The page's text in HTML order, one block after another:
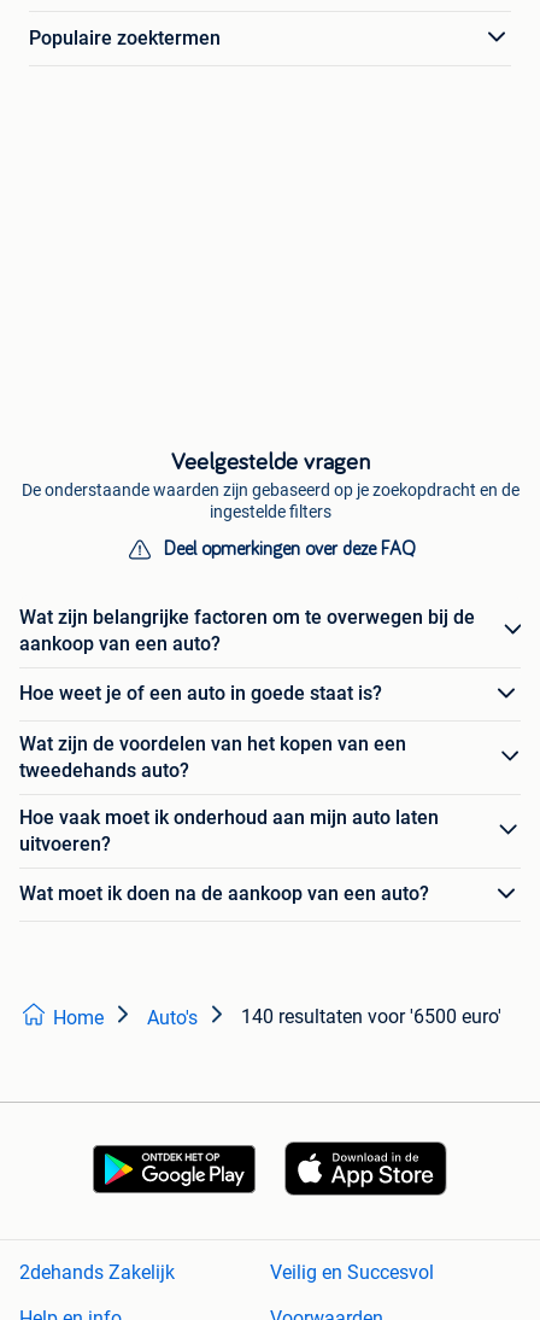
Populaire zoektermen
Veelgestelde vragen
De onderstaande waarden zijn gebaseerd op je zoekopdracht en de
ingestelde filters
Deel opmerkingen over deze FAQ
Wat zijn belangrijke factoren om te overwegen bij de
aankoop van een auto?
Hoe weet je of een auto in goede staat is?
Wat zijn de voordelen van het kopen van een
tweedehands auto?
Hoe vaak moet ik onderhoud aan mijn auto laten
uitvoeren?
Wat moet ik doen na de aankoop van een auto?
Home Auto's 140 resultaten voor '6500 euro'
2dehands Zakelijk
Veilig en Succesvol